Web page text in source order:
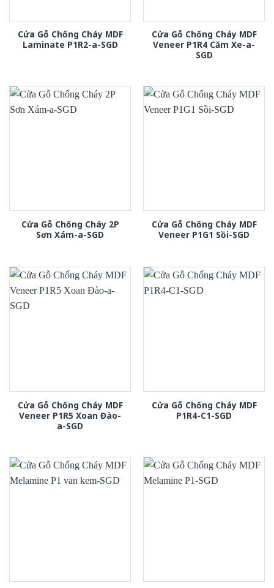
Cửa Gỗ Chống Cháy MDF
Laminate P1R2-a-SGD
Cửa Gỗ Chống Cháy MDF
Veneer P1R4 Căm Xe-a-
SGD
Cửa Gỗ Chống Cháy 2P
Sơn Xám-a-SGD
Cửa Gỗ Chống Cháy MDF
Veneer P1G1 Sồi-SGD
Cửa Gỗ Chống Cháy MDF
Veneer P1R5 Xoan Đào-
a-SGD
Cửa Gỗ Chống Cháy MDF
P1R4-C1-SGD